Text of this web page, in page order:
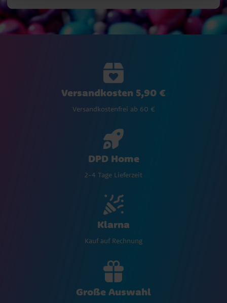
Versandkosten 5,90 €
Versandkostenfrei ab 60 €
DPD Home
2-4 Tage Lieferzeit
Klarna
Kauf auf Rechnung
Große Auswahl